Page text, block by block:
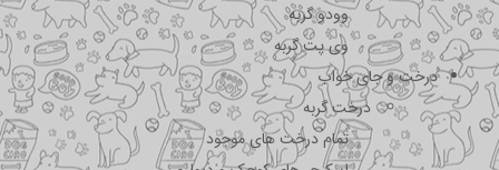
وودو گربه
وی پت گربه
درخت و جای خواب
درخت گربه
تمام درخت های موجود